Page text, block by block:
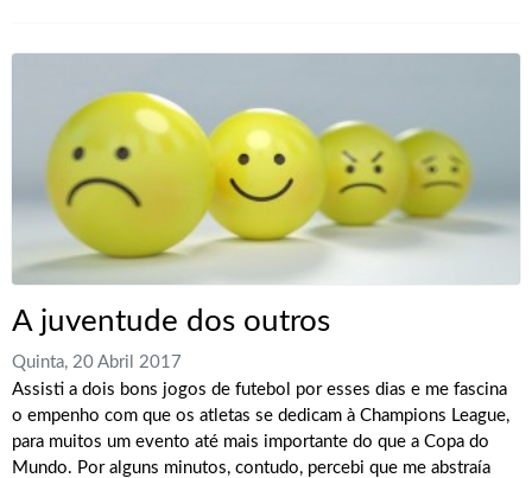
A juventude dos outros
Quinta, 20 Abril 2017
Assisti a dois bons jogos de futebol por esses dias e me fascina
o empenho com que os atletas se dedicam à Champions League,
para muitos um evento até mais importante do que a Copa do
Mundo. Por alguns minutos, contudo, percebi que me abstraía